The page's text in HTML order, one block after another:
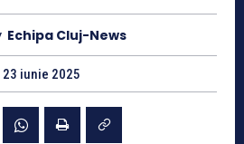
Echipa Cluj-News
23 iunie 2025